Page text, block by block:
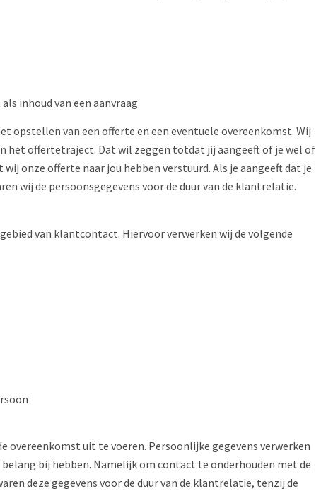
inhoud van een aanvraag
opstellen van een offerte en een eventuele overeenkomst. Wij
het offertetraject. Dat wil zeggen totdat jij aangeeft of je wel of
onze offerte naar jou hebben verstuurd. Als je aangeeft dat je
wij de persoonsgegevens voor de duur van de klantrelatie.
van klantcontact. Hiervoor verwerken wij de volgende
overeenkomst uit te voeren. Persoonlijke gegevens verwerken
bij hebben. Namelijk om contact te onderhouden met de
deze gegevens voor de duur van de klantrelatie, tenzij de